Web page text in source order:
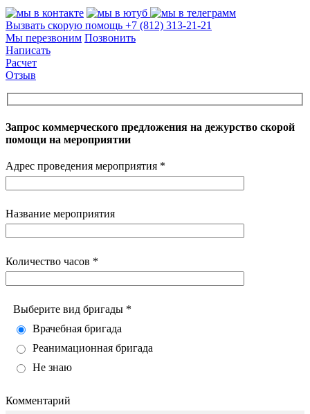
Вызвать скорую помощь +7 (812) 313-21-21
Мы перезвоним Позвонить
Написать
Расчет
Отзыв
Запрос коммерческого предложения на дежурство скорой
помощи на мероприятии
Адрес проведения мероприятия *
Название мероприятия
Количество часов *
Выберите вид бригады *
Врачебная бригада
Реанимационная бригада
Не знаю
Комментарий